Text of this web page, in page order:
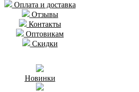
Оплата и доставка
Отзывы
Контакты
Оптовикам
Скидки
Новинки